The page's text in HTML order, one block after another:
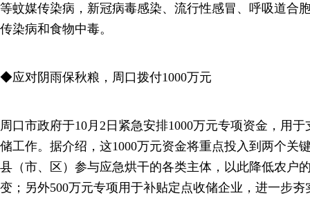
等蚊媒传染病，新冠病毒感染、流行性感冒、呼吸道合
传染病和食物中毒。
◆应对阴雨保秋粮，周口拨付1000万元
周口市政府于10月2日紧急安排1000万元专项资金，用
储工作。据介绍，这1000万元资金将重点投入到两个关
县（市、区）参与应急烘干的各类主体，以此降低农户
变；另外500万元专项用于补贴定点收储企业，进一步